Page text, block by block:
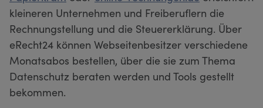
kleineren Unternehmen und Freiberuflern die
Rechnungstellung und die Steuererklärung. Über
eRecht24 können Webseitenbesitzer verschiedene
Monatsabos bestellen, über die sie zum Thema
Datenschutz beraten werden und Tools gestellt
bekommen.